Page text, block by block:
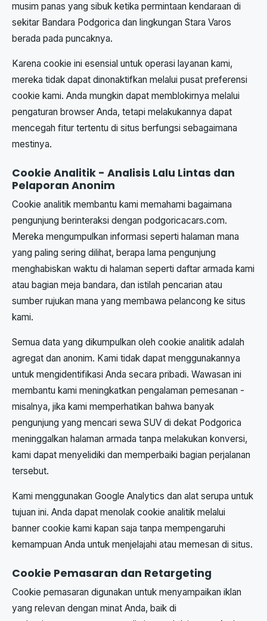
musim panas yang sibuk ketika permintaan kendaraan di
sekitar Bandara Podgorica dan lingkungan Stara Varos
berada pada puncaknya.
Karena cookie ini esensial untuk operasi layanan kami,
mereka tidak dapat dinonaktifkan melalui pusat preferensi
cookie kami. Anda mungkin dapat memblokirnya melalui
pengaturan browser Anda, tetapi melakukannya dapat
mencegah fitur tertentu di situs berfungsi sebagaimana
mestinya.
Cookie Analitik - Analisis Lalu Lintas dan
Pelaporan Anonim
Cookie analitik membantu kami memahami bagaimana
pengunjung berinteraksi dengan podgoricacars.com.
Mereka mengumpulkan informasi seperti halaman mana
yang paling sering dilihat, berapa lama pengunjung
menghabiskan waktu di halaman seperti daftar armada kami
atau bagian meja bandara, dan istilah pencarian atau
sumber rujukan mana yang membawa pelancong ke situs
kami.
Semua data yang dikumpulkan oleh cookie analitik adalah
agregat dan anonim. Kami tidak dapat menggunakannya
untuk mengidentifikasi Anda secara pribadi. Wawasan ini
membantu kami meningkatkan pengalaman pemesanan -
misalnya, jika kami memperhatikan bahwa banyak
pengunjung yang mencari sewa SUV di dekat Podgorica
meninggalkan halaman armada tanpa melakukan konversi,
kami dapat menyelidiki dan memperbaiki bagian perjalanan
tersebut.
Kami menggunakan Google Analytics dan alat serupa untuk
tujuan ini. Anda dapat menolak cookie analitik melalui
banner cookie kami kapan saja tanpa mempengaruhi
kemampuan Anda untuk menjelajahi atau memesan di situs.
Cookie Pemasaran dan Retargeting
Cookie pemasaran digunakan untuk menyampaikan iklan
yang relevan dengan minat Anda, baik di